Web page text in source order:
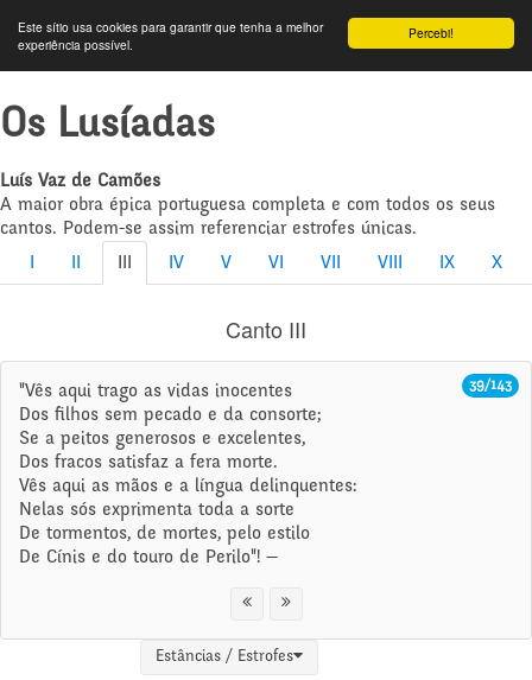
Percebi!
Este sítio usa cookies para garantir que tenha a melhor
experiência possível.
Os Lusíadas
Luís Vaz de Camões
A maior obra épica portuguesa completa e com todos os seus
cantos. Podem-se assim referenciar estrofes únicas.
IV V VI VII VIII IX X
Canto III
39/143
"Vês aqui trago as vidas inocentes
Dos filhos sem pecado e da consorte;
Se a peitos generosos e excelentes,
Dos fracos satisfaz a fera morte.
Vês aqui as mãos e a língua delinquentes:
Nelas sós exprimenta toda a sorte
De tormentos, de mortes, pelo estilo
De Cínis e do touro de Perilo"! —
Estâncias / Estrofes